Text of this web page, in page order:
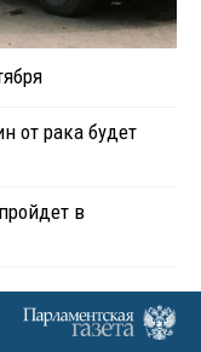
от рака будет
в